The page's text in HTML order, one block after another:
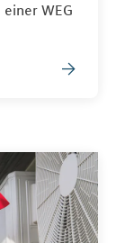
WEG